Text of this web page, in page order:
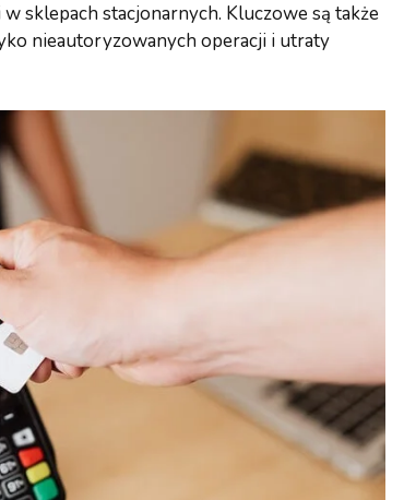
sklepach stacjonarnych. Kluczowe są także
nieautoryzowanych operacji i utraty